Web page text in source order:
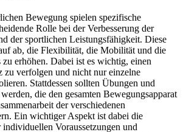
Bewegung spielen spezifische
Rolle bei der Verbesserung der
der sportlichen Leistungsfähigkeit. Diese
ab, die Flexibilität, die Mobilität und die
erhöhen. Dabei ist es wichtig, einen
zu verfolgen und nicht nur einzelne
Stattdessen sollten Übungen und
die den gesamten Bewegungsapparat
der verschiedenen
Ein wichtiger Aspekt ist dabei die
Voraussetzungen und